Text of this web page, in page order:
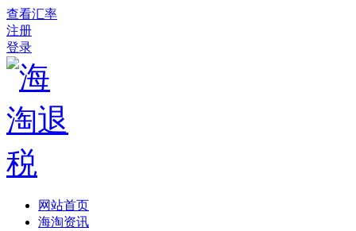
查看汇率
注册
登录
网站首页
海淘资讯